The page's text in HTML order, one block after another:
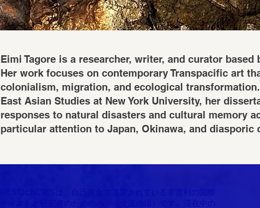
Eimi Tagore is a researcher, writer, and curator based
Her work focuses on contemporary Transpacific art
colonialism, migration, and ecological
East Asian Studies at New York University, her
responses to natural disasters and cultural memory
particular attention to Japan, Okinawa, and diasporic